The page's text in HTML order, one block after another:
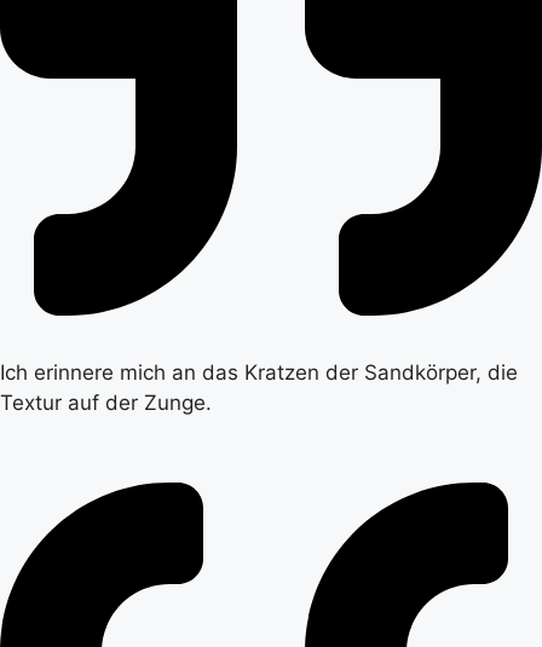
Ich erinnere mich an das Kratzen der Sandkörper, die
Textur auf der Zunge.